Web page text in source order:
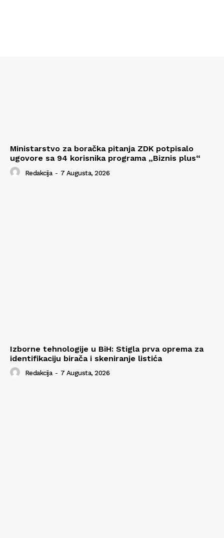
Ministarstvo za boračka pitanja ZDK potpisalo
ugovore sa 94 korisnika programa „Biznis plus“
Redakcija - 7 Augusta, 2026
Izborne tehnologije u BiH: Stigla prva oprema za
identifikaciju birača i skeniranje listića
Redakcija - 7 Augusta, 2026